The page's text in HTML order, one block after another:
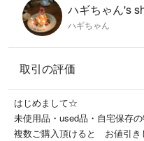
ハギちゃん's
ハギちゃん
取引の評価
はじめまして☆
未使用品・used品・自宅保存
複数ご購入頂けると お値引き